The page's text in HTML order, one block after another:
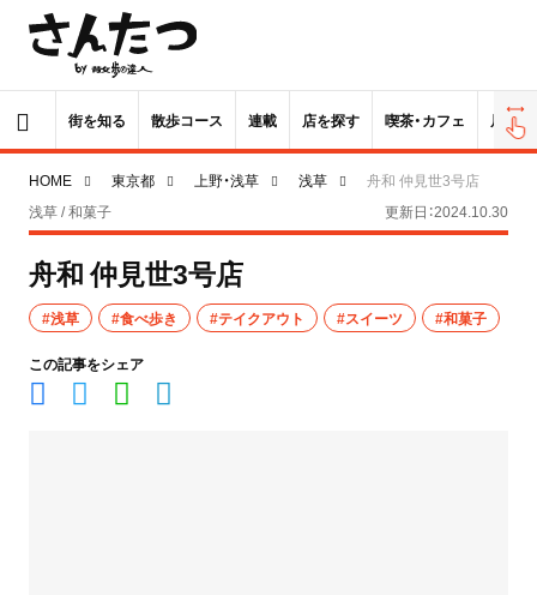
街を知る 散歩コース 連載 店を探す 喫茶・カフェ 居酒屋
HOME 東京都 上野・浅草 浅草
舟和 仲見世3号店
浅草 / 和菓子
更新日：2024.10.30
舟和 仲見世3号店
#浅草 #食べ歩き #テイクアウト #スイーツ #和菓子
この記事をシェア